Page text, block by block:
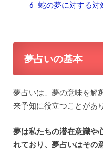
6 蛇の夢に対する対
夢占いの基本
夢占いは、夢の意味を解
来予知に役立つことがあ
夢は私たちの潜在意識や
れており、夢占いはその